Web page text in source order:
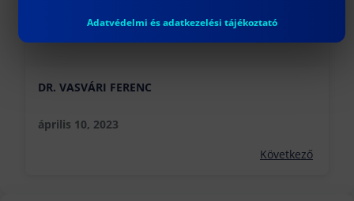
DR. VASVÁRI FERENC
április 10, 2023
Következő
Adatvédelmi és adatkezelési tájékoztató